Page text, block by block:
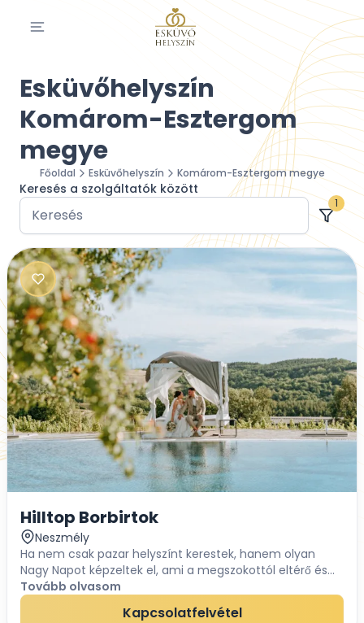
Esküvőhelyszín
Komárom-Esztergom
megye
Főoldal Esküvőhelyszín Komárom-Esztergom megye
Keresés a szolgáltatók között
1
Hilltop Borbirtok
Neszmély
Ha nem csak pazar helyszínt kerestek, hanem olyan
Nagy Napot képzeltek el, ami a megszokottól eltérő és
különleges élményt ad vendégeitek számára is, akkor
válasszatok minket és mondjátok...
Tovább olvasom
Kapcsolatfelvétel